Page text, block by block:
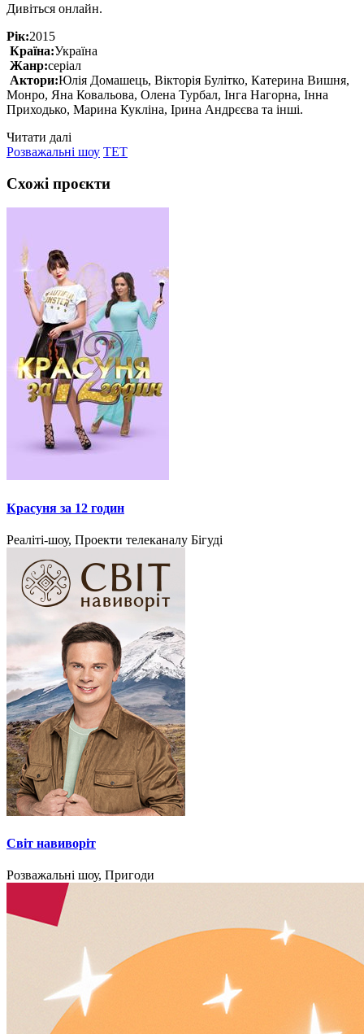
Дивіться онлайн.
Рік:2015
Країна:Україна
Жанр:серіал
Актори:Юлія Домашець, Вікторія Булітко, Катерина Вишня,
Монро, Яна Ковальова, Олена Турбал, Інга Нагорна, Інна
Приходько, Марина Кукліна, Ірина Андрєєва та інші.
Читати далі
Розважальні шоу ТЕТ
Схожі проєкти
Красуня за 12 годин
Реаліті-шоу, Проекти телеканалу Бігуді
Світ навиворіт
Розважальні шоу, Пригоди